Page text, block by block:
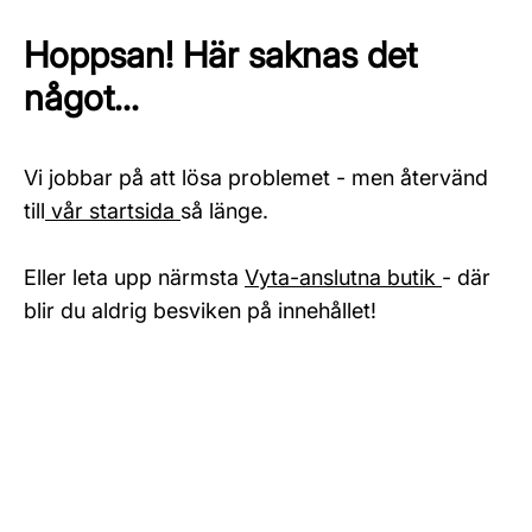
Hoppsan! Här saknas det
något...
Vi jobbar på att lösa problemet - men återvänd
till vår startsida så länge.
Eller leta upp närmsta Vyta-anslutna butik - där
blir du aldrig besviken på innehållet!